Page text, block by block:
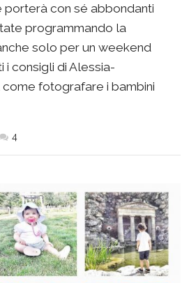
porterà con sé abbondanti
programmando la
solo per un weekend
consigli di Alessia-
fotografare i bambini
4